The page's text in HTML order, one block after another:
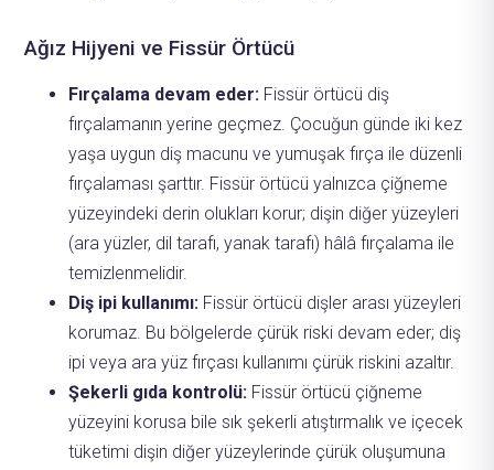
Ağız Hijyeni ve Fissür Örtücü
Fırçalama devam eder: Fissür örtücü diş
fırçalamanın yerine geçmez. Çocuğun günde iki kez
yaşa uygun diş macunu ve yumuşak fırça ile düzenli
fırçalaması şarttır. Fissür örtücü yalnızca çiğneme
yüzeyindeki derin olukları korur; dişin diğer yüzeyleri
(ara yüzler, dil tarafı, yanak tarafı) hâlâ fırçalama ile
temizlenmelidir.
Diş ipi kullanımı: Fissür örtücü dişler arası yüzeyleri
korumaz. Bu bölgelerde çürük riski devam eder; diş
ipi veya ara yüz fırçası kullanımı çürük riskini azaltır.
Şekerli gıda kontrolü: Fissür örtücü çiğneme
yüzeyini korusa bile sık şekerli atıştırmalık ve içecek
tüketimi dişin diğer yüzeylerinde çürük oluşumuna